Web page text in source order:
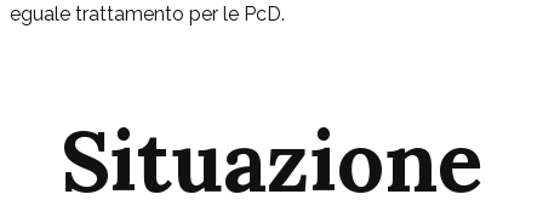
eguale trattamento per le PcD.
Situazione